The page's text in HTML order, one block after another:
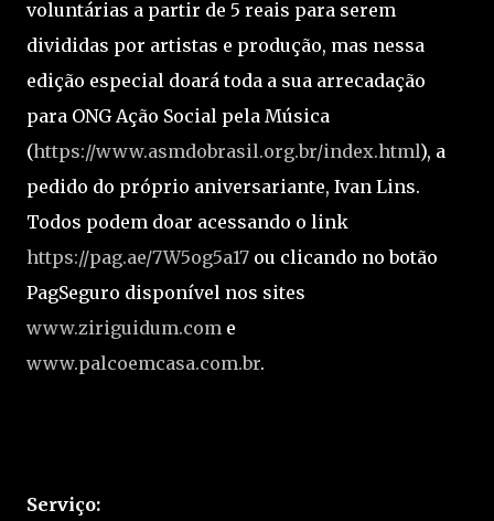
voluntárias a partir de 5 reais para serem
divididas por artistas e produção, mas nessa
edição especial doará toda a sua arrecadação
para ONG Ação Social pela Música
(https://www.asmdobrasil.org.br/index.html), a
pedido do próprio aniversariante, Ivan Lins.
Todos podem doar acessando o link
https://pag.ae/7W5og5a17 ou clicando no botão
PagSeguro disponível nos sites
www.ziriguidum.com e
www.palcoemcasa.com.br.
Serviço: